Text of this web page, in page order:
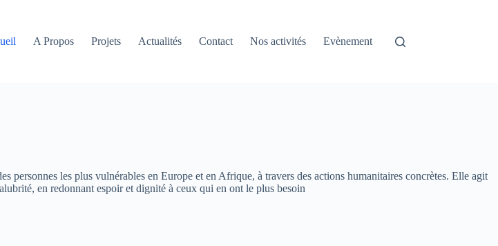
A Propos Projets Actualités Contact Nos activités Evènement
les plus vulnérables en Europe et en Afrique, à travers des actions humanitaires concrètes. Elle agit
en redonnant espoir et dignité à ceux qui en ont le plus besoin